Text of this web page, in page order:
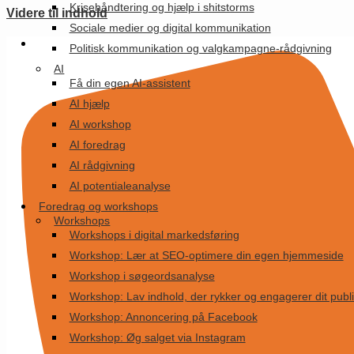
Videre til indholdKrisehåndtering og hjælp i shitstorms
Sociale medier og digital kommunikation
Politisk kommunikation og valgkampagne-rådgivning
AI
Få din egen AI-assistent
AI hjælp
AI workshop
AI foredrag
AI rådgivning
AI potentialeanalyse
Foredrag og workshops
Workshops
Workshops i digital markedsføring
Workshop: Lær at SEO-optimere din egen hjemmeside
Workshop i søgeordsanalyse
Workshop: Lav indhold, der rykker og engagerer dit
Workshop: Annoncering på Facebook
Workshop: Øg salget via Instagram